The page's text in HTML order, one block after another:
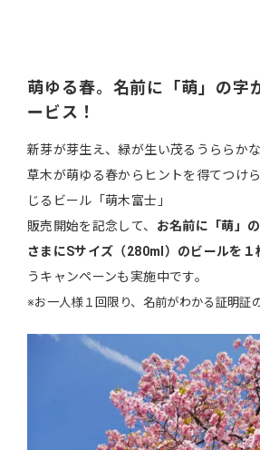
萌ゆる春。名前に「萌」の字
ービス！
新芽が芽生え、緑が生い茂るうららかな
草木が萌ゆる春からヒントを得てつけ
じるビール「萌木富士」
販売開始を記念して、 お名前に「萌」
さまにSサイズ（280ml）のビールを１
うキャンペーンも実施中です。
※お一人様１回限り、名前がわかる証明証